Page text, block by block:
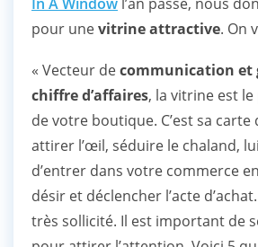
pour unevitrine attractive. On
« Vecteur decommunication et
chiffre d’affaires, la vitrine est
de votre boutique. C’est sa carte
attirer l’œil, séduire le chaland,
d’entrer dans votre commerce
désir et déclencher l’acte
très sollicité. Il est important de